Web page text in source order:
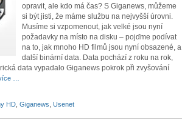
opravit, ale kdo má čas? S Giganews, můžeme
si být jisti, že máme službu na nejvyšší úrovni.
Musíme si vzpomenout, jak velké jsou nyní
požadavky na místo na disku – pojďme podívat
na to, jak mnoho HD filmů jsou nyní obsazené, a
další binární data. Data pochází z roku na rok,
data vypadalo Giganews pokrok při zvyšování
…
HD Giganews Usenet